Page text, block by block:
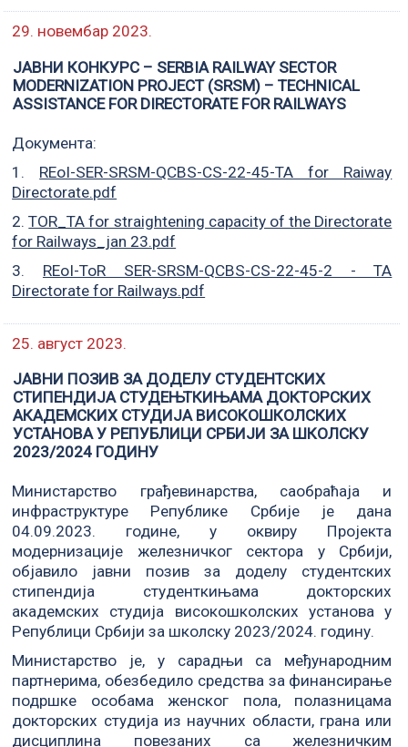
29. новембар 2023.
ЈАВНИ КОНКУРС – SERBIA RAILWAY SECTOR
MODERNIZATION PROJECT (SRSM) – TECHNICAL
ASSISTANCE FOR DIRECTORATE FOR RAILWAYS
Документа:
1. REoI-SER-SRSM-QCBS-CS-22-45-TA for Raiway
Directorate.pdf
2.TOR_TA for straightening capacity of the Directorate
for Railways_jan 23.pdf
3. REoI-ToR SER-SRSM-QCBS-CS-22-45-2 - TA
Directorate for Railways.pdf
25. август 2023.
ЈАВНИ ПОЗИВ ЗА ДОДЕЛУ СТУДЕНТСКИХ
СТИПЕНДИЈА СТУДЕЊТКИЊАМА ДОКТОРСКИХ
АКАДЕМСКИХ СТУДИЈА ВИСОКОШКОЛСКИХ
УСТАНОВА У РЕПУБЛИЦИ СРБИЈИ ЗА ШКОЛСКУ
2023/2024 ГОДИНУ
Министарство грађевинарства, саобраћаја и
инфраструктуре Републике Србије je дана
04.09.2023. године, у оквиру Пројекта
модернизације железничког сектора у Србији,
објавило јавни позив за доделу студентских
стипендија студенткињама докторских
академских студија високошколских установа у
Републици Србији за школску 2023/2024. годину.
Министарство је, у сарадњи са међународним
партнерима, обезбедило средства за финансирање
подршке особама женског пола, полазницама
докторских студија из научних области, грана или
дисциплина повезаних са железничким